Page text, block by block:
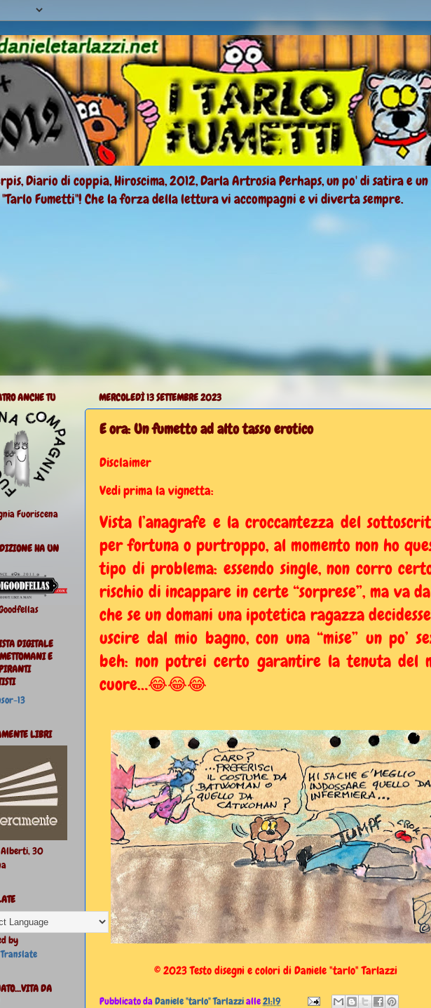
Diario di coppia, Hiroscima, 2012, Darla Artrosia Perhaps, un po' di satira e
"Tarlo Fumetti"! Che la forza della lettura vi accompagni e vi diverta sempre.
MERCOLEDÌ 13 SETTEMBRE 2023
E ora: Un fumetto ad alto tasso erotico
Disclaimer
Vedi prima la vignetta:
Vista l’anagrafe e la croccantezza del
per fortuna o purtroppo, al momento non ho
tipo di problema: essendo single, non corro
rischio di incappare in certe “sorprese”, ma va
che se un domani una ipotetica ragazza
uscire dal mio bagno, con una “mise” un po’
beh: non potrei certo garantire la tenuta del
cuore…😂😂😂
© 2023 Testo disegni e colori di Daniele "tarlo" Tarlazzi
Pubblicato daDaniele "tarlo" Tarlazzialle21:19
ANCHE TU
Fuoriscena
HA UN
DIGITALE
E
LIBRI
Alberti, 30
by
Translate
DA